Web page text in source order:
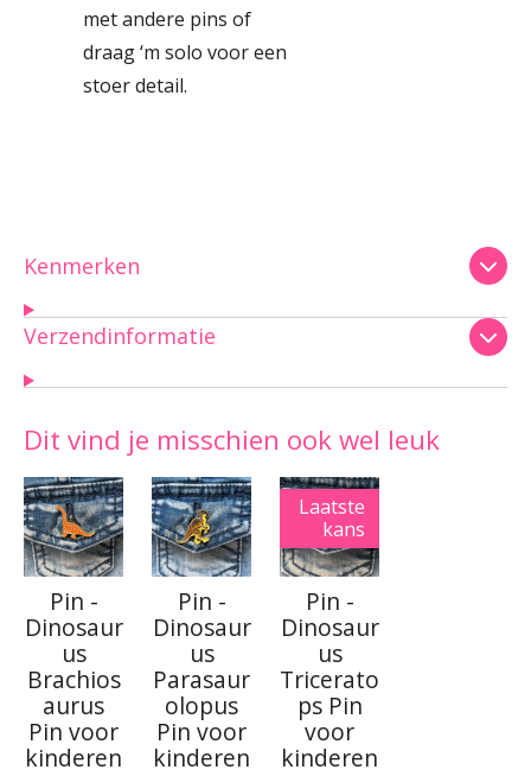
met andere pins of
draag ‘m solo voor een
stoer detail.
Kenmerken
Verzendinformatie
Dit vind je misschien ook wel leuk
Pin -
Dinosaur
us
Brachios
aurus
Pin voor
kinderen
Pin -
Dinosaur
us
Parasaur
olopus
Pin voor
kinderen
Laatste
kans
Pin -
Dinosaur
us
Tricerato
ps Pin
voor
kinderen